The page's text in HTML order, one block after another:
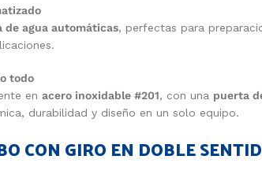
de agua automáticas, perfectas para
todo
en acero inoxidable #201, con una puerta
durabilidad y diseño en un solo equipo.
CON GIRO EN DOBLE